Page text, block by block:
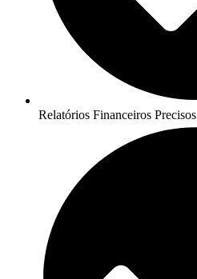
Relatórios Financeiros Precisos